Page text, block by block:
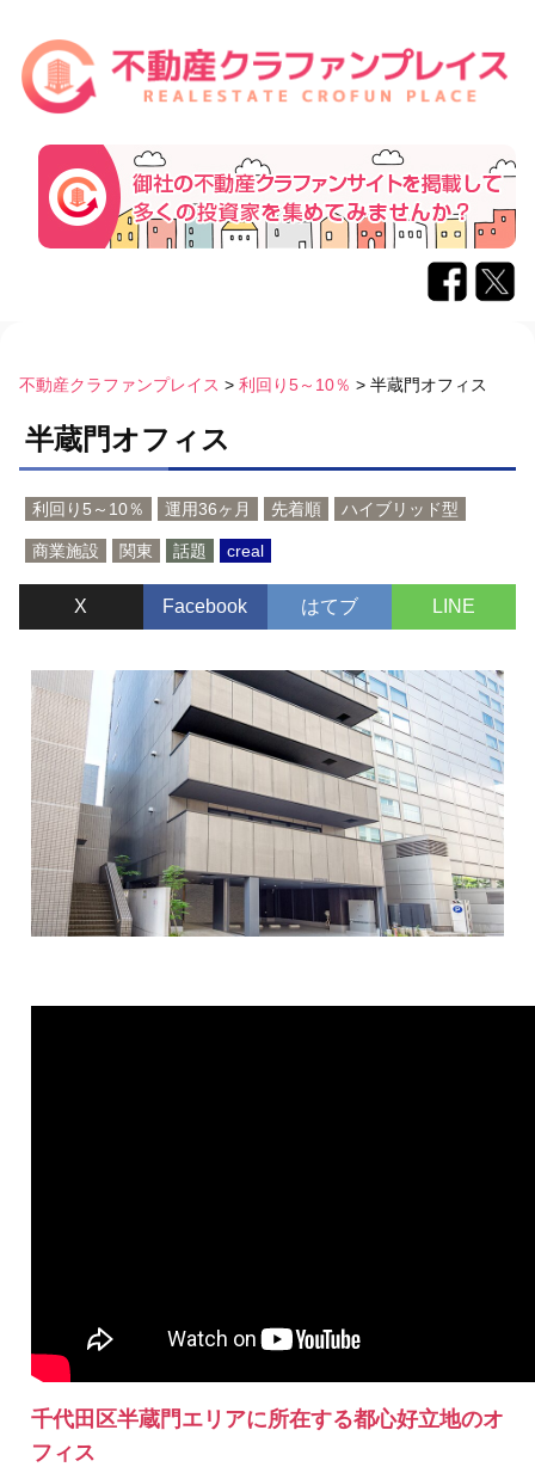
ン
ン
ツ
へ
ス
キ
ッ
不動産クラファンプレイス > 利回り5～10％ > 半蔵門オフィス
半蔵門オフィス
利回り5～10％ 運用36ヶ月 先着順 ハイブリッド型
商業施設 関東 話題 creal
X Facebook はてブ LINE
千代田区半蔵門エリアに所在する都心好立地のオ
フィス